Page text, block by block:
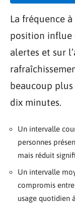
La fréquence
position influe
alertes et sur
beaucoup
dix minutes.
Un intervalle
personnes
mais réduit
Un intervalle
compromis
usage quotidien